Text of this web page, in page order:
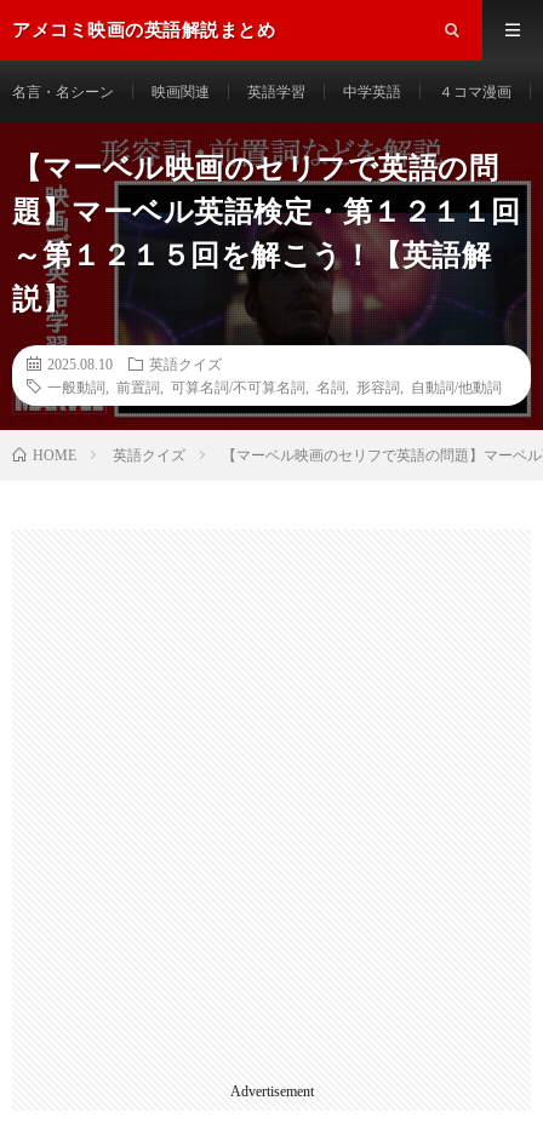
アメコミ映画の英語解説まとめ
名言・名シーン 映画関連 英語学習 中学英語 ４コマ漫画
【マーベル映画のセリフで英語の問
題】マーベル英語検定・第１２１１回
～第１２１５回を解こう！【英語解
説】
2025.08.10
英語クイズ
一般動詞
前置詞 可算名詞/不可算名詞 名詞 形容詞 自動詞/他動詞
HOME 英語クイズ 【マーベル映画のセリフで英語の問題】マーベ
Advertisement